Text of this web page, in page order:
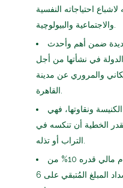
احتياجاته النفسية
ضمن أهم وأحدث
في نشأتها من أجل
والمروري عن مدينة
ونقاوتها، فهي
الخطية أن تنكسه في
وذلك من خلال دفع العميل لمُقدم مالي قدره 10% من
قيمة الوحدة المُشتراة، وسداد المبلغ المُتبقي على 6